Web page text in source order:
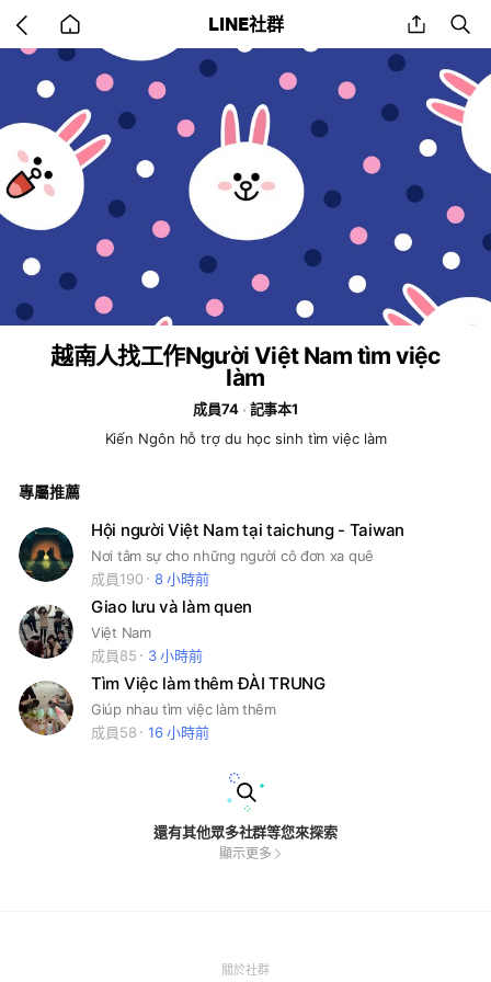
back
to
home
LINE社群 share
越南人找工作Người Việt Nam tìm việc
làm
成員74
記事本1
Kiến Ngôn hỗ trợ du học sinh tìm việc làm
專屬推薦
Hội người Việt Nam tại taichung - Taiwan
Nơi tâm sự cho những người cô đơn xa quê
成員190
8 小時前
Giao lưu và làm quen
Việt Nam
成員85
3 小時前
Tìm Việc làm thêm ĐÀI TRUNG
Giúp nhau tìm việc làm thêm
成員58
16 小時前
還有其他眾多社群等您來探索
顯示更多
關於社群(Open